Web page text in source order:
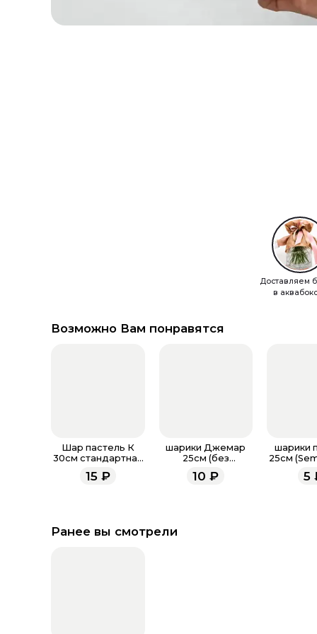
Доставляем
в
Возможно Вам понравятся
Шар пастель К
30см стандартная
15₽
шарики Джемар
25см (без
10 ₽
шарики
25см
5
Ранее вы смотрели